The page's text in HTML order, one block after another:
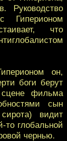
Руководство
Гиперионом
что
он,
боги берут
фильма
сын
видит
то глобальной
чернью.